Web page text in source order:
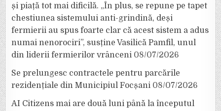
și piață tot mai dificilă. „În plus, se repune pe tapet
chestiunea sistemului anti-grindină, deși
fermierii au spus foarte clar că acest sistem a adus
numai nenorociri”, susține Vasilică Pamfil, unul
din liderii fermierilor vrânceni 08/07/2026
Se prelungesc contractele pentru parcările
rezidențiale din Municipiul Focșani 08/07/2026
AI Citizens mai are două luni până la începutul